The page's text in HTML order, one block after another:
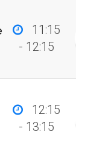
11:15
- 12:15
12:15
- 13:15